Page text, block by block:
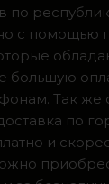
по
с помощью
Так
по
и